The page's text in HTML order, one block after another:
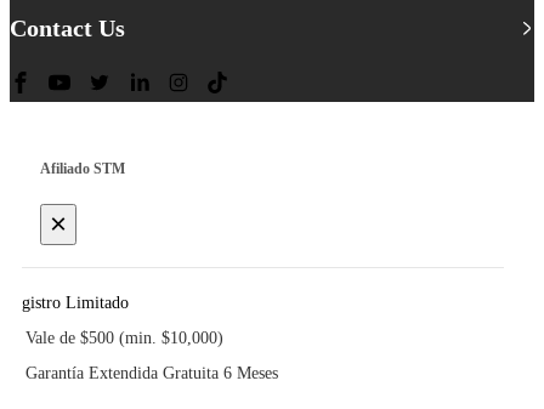
Contact Us
Afiliado STM
×
Registro Limitado
Vale de $500 (min. $10,000)
Garantía Extendida Gratuita 6 Meses